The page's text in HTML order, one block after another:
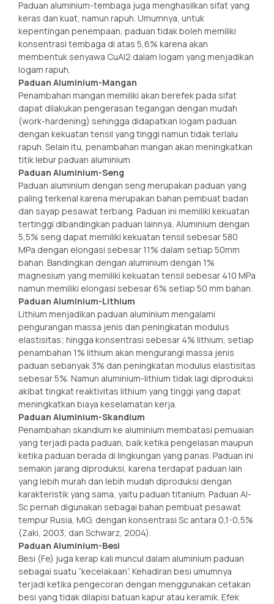
Paduan aluminium-tembaga juga menghasilkan sifat yang
keras dan kuat, namun rapuh. Umumnya, untuk
kepentingan penempaan, paduan tidak boleh memiliki
konsentrasi tembaga di atas 5,6% karena akan
membentuk senyawa CuAl2 dalam logam yang menjadikan
logam rapuh.
Paduan Aluminium-Mangan
Penambahan mangan memiliki akan berefek pada sifat
dapat dilakukan pengerasan tegangan dengan mudah
(work-hardening) sehingga didapatkan logam paduan
dengan kekuatan tensil yang tinggi namun tidak terlalu
rapuh. Selain itu, penambahan mangan akan meningkatkan
titik lebur paduan aluminium.
Paduan Aluminium-Seng
Paduan aluminium dengan seng merupakan paduan yang
paling terkenal karena merupakan bahan pembuat badan
dan sayap pesawat terbang. Paduan ini memiliki kekuatan
tertinggi dibandingkan paduan lainnya, Aluminium dengan
5,5% seng dapat memiliki kekuatan tensil sebesar 580
MPa dengan elongasi sebesar 11% dalam setiap 50mm
bahan. Bandingkan dengan aluminium dengan 1%
magnesium yang memiliki kekuatan tensil sebesar 410 MPa
namun memiliki elongasi sebesar 6% setiap 50 mm bahan.
Paduan Aluminium-Lithium
Lithium menjadikan paduan aluminium mengalami
pengurangan massa jenis dan peningkatan modulus
elastisitas; hingga konsentrasi sebesar 4% lithium, setiap
penambahan 1% lithium akan mengurangi massa jenis
paduan sebanyak 3% dan peningkatan modulus elastisitas
sebesar 5%. Namun aluminium-lithium tidak lagi diproduksi
akibat tingkat reaktivitas lithium yang tinggi yang dapat
meningkatkan biaya keselamatan kerja.
Paduan Aluminium-Skandium
Penambahan skandium ke aluminium membatasi pemuaian
yang terjadi pada paduan, baik ketika pengelasan maupun
ketika paduan berada di lingkungan yang panas. Paduan ini
semakin jarang diproduksi, karena terdapat paduan lain
yang lebih murah dan lebih mudah diproduksi dengan
karakteristik yang sama, yaitu paduan titanium. Paduan Al-
Sc pernah digunakan sebagai bahan pembuat pesawat
tempur Rusia, MIG, dengan konsentrasi Sc antara 0,1-0,5%
(Zaki, 2003, dan Schwarz, 2004).
Paduan Aluminium-Besi
Besi (Fe) juga kerap kali muncul dalam aluminium paduan
sebagai suatu “kecelakaan”. Kehadiran besi umumnya
terjadi ketika pengecoran dengan menggunakan cetakan
besi yang tidak dilapisi batuan kapur atau keramik. Efek